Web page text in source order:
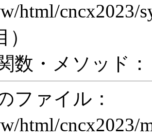
html/cncx2023/
数・メソッド：
ファイル：
html/cncx2023/